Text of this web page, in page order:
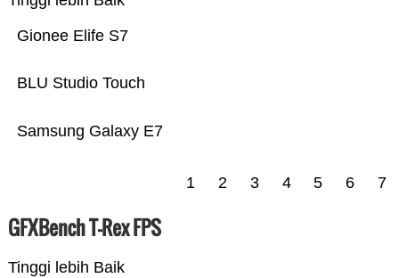
Samsung Galaxy E7
BLU Studio Touch
Gionee Elife S7
1 2 3 4 5 6 7
GFXBench T-Rex FPS
Tinggi lebih Baik